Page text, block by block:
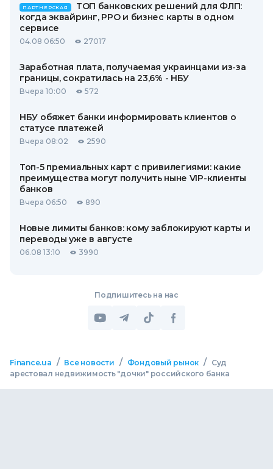
ПАРТНЕРСКАЯ
ТОП банковских решений для ФЛП:
когда эквайринг, РРО и бизнес карты в одном
сервисе
04.08 06:50 27017
Заработная плата, получаемая украинцами из-за
границы, сократилась на 23,6% - НБУ
Вчера 10:00 572
НБУ обяжет банки информировать клиентов о
статусе платежей
Вчера 08:02 2590
Топ-5 премиальных карт с привилегиями: какие
преимущества могут получить ныне VIP-клиенты
банков
Вчера 06:50 890
Новые лимиты банков: кому заблокируют карты и
переводы уже в августе
06.08 13:10 3990
Подпишитесь на нас
Finance.ua / Все новости / Фондовый рынок /
Суд
арестовал недвижимость "дочки" российского банка